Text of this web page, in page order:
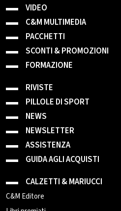
VIDEO
C&M MULTIMEDIA
PACCHETTI
SCONTI & PROMOZIONI
FORMAZIONE
RIVISTE
PILLOLE DI SPORT
NEWS
NEWSLETTER
ASSISTENZA
GUIDA AGLI ACQUISTI
CALZETTI & MARIUCCI
C&M Editore